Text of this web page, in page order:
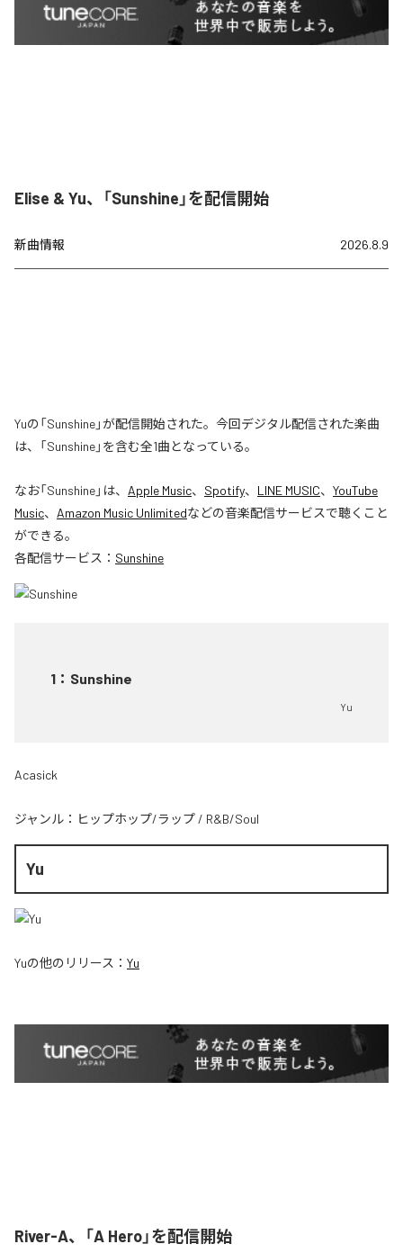
Elise & Yu、「Sunshine」を配信開始
新曲情報 2026.8.9
Yuの「Sunshine」が配信開始された。今回デジタル配信された楽曲
は、「Sunshine」を含む全1曲となっている。
なお「Sunshine」は、 Apple Music、 Spotify、 LINE MUSIC、 YouTube
Music、 Amazon Music Unlimitedなどの音楽配信サービスで聴くこと
ができる。
各配信サービス： Sunshine
1 ： Sunshine
Yu
Acasick
ジャンル： ヒップホップ/ラップ / R&B/Soul
Yu
Yuの他のリリース： Yu
River-A、「A Hero」を配信開始